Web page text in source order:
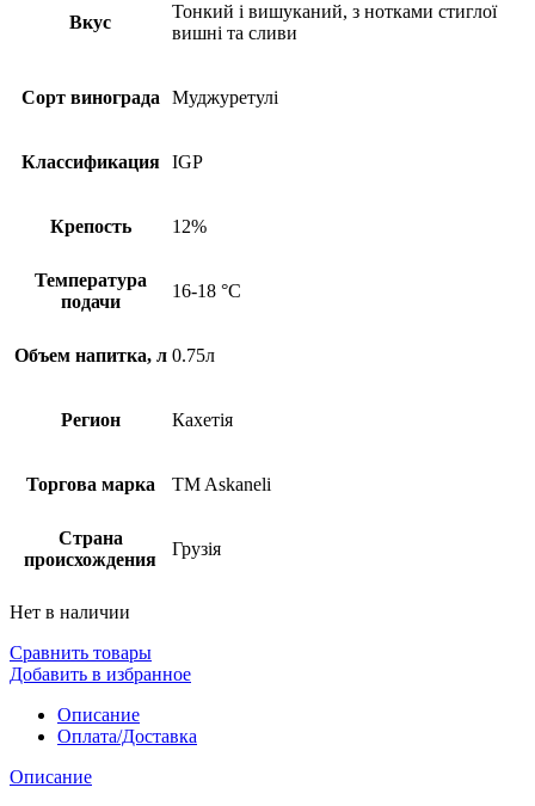
Вкус
Тонкий і вишуканий, з нотками стиглої
вишні та сливи
Сорт винограда Муджуретулі
Классификация IGP
Крепость 12%
Температура
подачи
16-18 °C
Объем напитка, л 0.75л
Регион Кахетія
Торгова марка TM Askaneli
Страна
происхождения
Грузія
Нет в наличии
Сравнить товары
Добавить в избранное
Описание
Оплата/Доставка
Описание